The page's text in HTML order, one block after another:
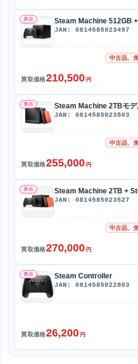
新品 Steam Machine 512GB
JAN: 0814585023497
中古品、
買取価格210,500 円
新品 Steam Machine 2TBモデ
JAN: 0814585023503
中古品、
買取価格255,000 円
新品 Steam Machine 2TB +
JAN: 0814585023527
中古品、
買取価格270,000 円
新品 Steam Controller
JAN: 0814585022803
買取価格26,200 円